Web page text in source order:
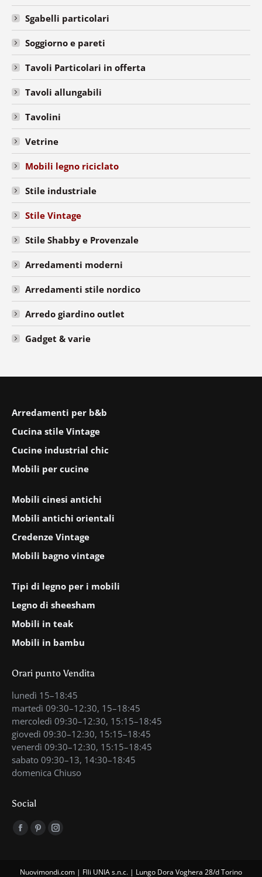
Sgabelli particolari
Soggiorno e pareti
Tavoli Particolari in offerta
Tavoli allungabili
Tavolini
Vetrine
Mobili legno riciclato
Stile industriale
Stile Vintage
Stile Shabby e Provenzale
Arredamenti moderni
Arredamenti stile nordico
Arredo giardino outlet
Gadget & varie
Arredamenti per b&b
Cucina stile Vintage
Cucine industrial chic
Mobili per cucine
Mobili cinesi antichi
Mobili antichi orientali
Credenze Vintage
Mobili bagno vintage
Tipi di legno per i mobili
Legno di sheesham
Mobili in teak
Mobili in bambu
Orari punto Vendita
lunedì 15–18:45
martedì 09:30–12:30, 15–18:45
mercoledì 09:30–12:30, 15:15–18:45
giovedì 09:30–12:30, 15:15–18:45
venerdì 09:30–12:30, 15:15–18:45
sabato 09:30–13, 14:30–18:45
domenica Chiuso
Social
Find us on:
Facebook
PinterestInstagram
Nuovimondi.com | Flli UNIA s.n.c. | Lungo Dora Voghera 28/d Torino